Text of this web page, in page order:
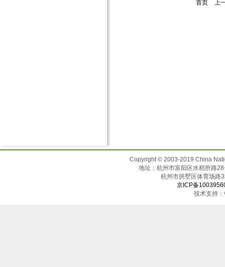
首页 上
Copyright © 2003-2019 China
地址：杭州市富阳区水稻所路
杭州市拱墅区体
京ICP备
技术支持